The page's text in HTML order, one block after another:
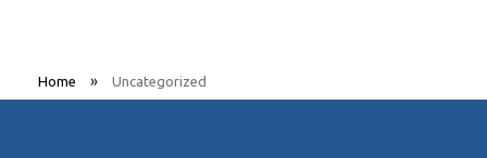
Home » Uncategorized